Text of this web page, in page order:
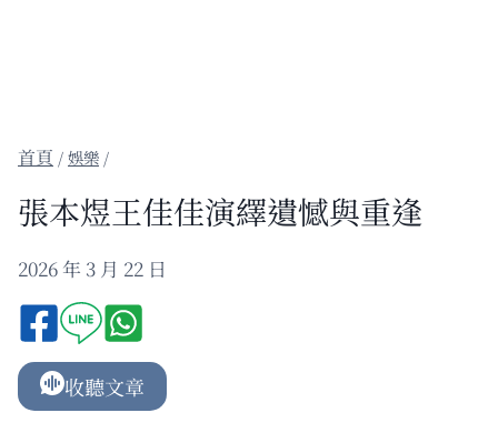
/娛樂 /
張本煜王佳佳演繹遺憾與重逢
2026 年 3 月 22 日
收聽文章